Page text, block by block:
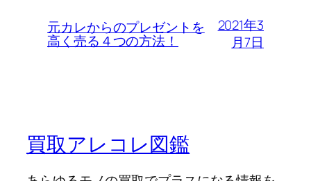
元カレからのプレゼントを
高く売る４つの方法！
2021年3
月7日
買取アレコレ図鑑